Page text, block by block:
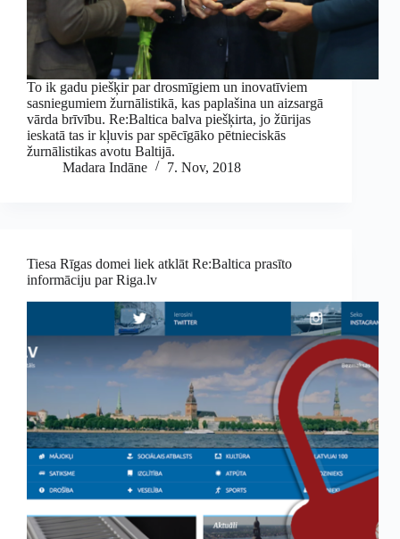
To ik gadu piešķir par drosmīgiem un inovatīviem
sasniegumiem žurnālistikā, kas paplašina un aizsargā
vārda brīvību. Re:Baltica balva piešķirta, jo žūrijas
ieskatā tas ir kļuvis par spēcīgāko pētnieciskās
žurnālistikas avotu Baltijā.
Madara Indāne
7. Nov, 2018
Tiesa Rīgas domei liek atklāt Re:Baltica prasīto
informāciju par Riga.lv